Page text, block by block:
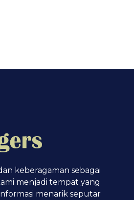
keberagaman sebagai
menjadi tempat yang
menarik seputar